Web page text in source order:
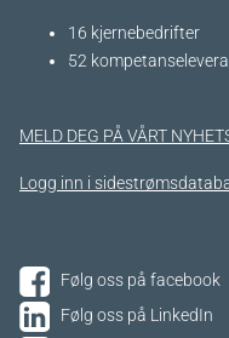
16 kjernebedrifter​
52
MELD DEG PÅ VÅRT
Logg inn i
Følg oss på facebook
Følg oss på LinkedIn